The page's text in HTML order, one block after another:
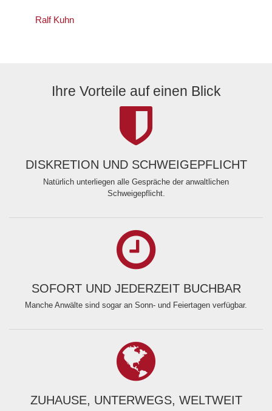
Ralf Kuhn
Ihre Vorteile auf einen Blick
DISKRETION UND SCHWEIGEPFLICHT
Natürlich unterliegen alle Gespräche der anwaltlichen
Schweigepflicht.
SOFORT UND JEDERZEIT BUCHBAR
Manche Anwälte sind sogar an Sonn- und Feiertagen verfügbar.
ZUHAUSE, UNTERWEGS, WELTWEIT